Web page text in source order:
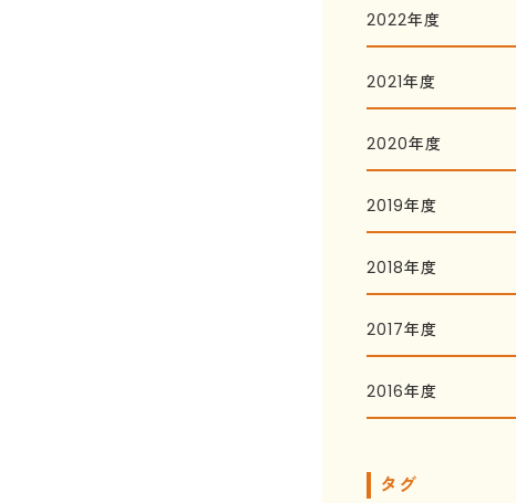
2022年度
2021年度
2020年度
2019年度
2018年度
2017年度
2016年度
タグ